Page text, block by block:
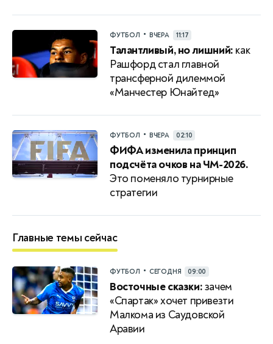
ФУТБОЛ • ВЧЕРА 11:17
Талантливый, но лишний: как
Рашфорд стал главной
трансферной дилеммой
«Манчестер Юнайтед»
ФУТБОЛ • ВЧЕРА 02:10
ФИФА изменила принцип
подсчёта очков на ЧМ-2026.
Это поменяло турнирные
стратегии
Главные темы сейчас
ФУТБОЛ • СЕГОДНЯ 09:00
Восточные сказки:зачем
«Спартак» хочет привезти
Малкома из Саудовской
Аравии